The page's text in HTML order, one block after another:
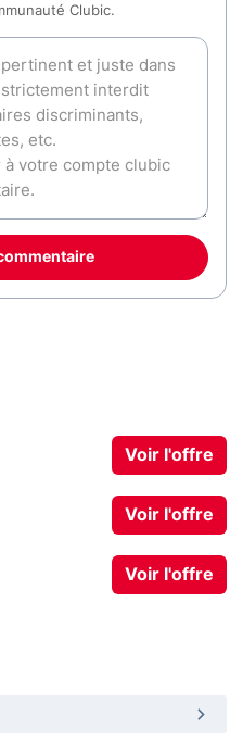
Clubic.
Voir l'offre
Voir l'offre
Voir l'offre